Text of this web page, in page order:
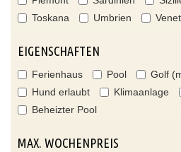
Toskana
Umbrien
EIGENSCHAFTEN
Ferienhaus Pool
Golf
Hund erlaubt
Klimaanlage
Beheizter Pool
MAX. WOCHENPREIS